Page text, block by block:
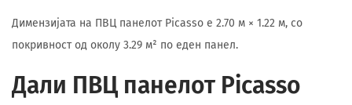
Димензијата на ПВЦ панелот Picasso е 2.70 м × 1.22 м, со
покривност од околу 3.29 м² по еден панел.
Дали ПВЦ панелот Picasso